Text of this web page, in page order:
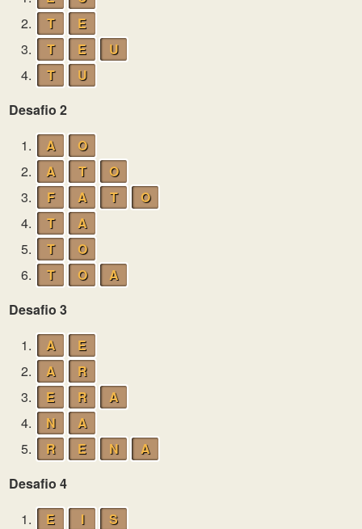
2.
T
E
3.
T E
U
4.
T
U
Desafio 2
1.
A
O
2.
A T
O
3.
F A T
O
4.
T
A
5.
T
O
6.
T O
A
Desafio 3
1.
A
E
2.
A
R
3.
E R
A
4.
N
A
5.
R E N
A
Desafio 4
1.
E I
S